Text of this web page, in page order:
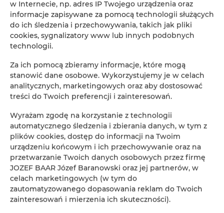
Dane właściciela
Nazwa firmy:
JOZEF BAAR Józef Baranowski
Ulica:
Nip:
5842605166
Nasze lokalizacje
Lubia apartamenty
Muszelkowa 16-18
84-210 Lubiatowo
Polska
ZOBACZ OFERTĘ SPRAWDŹ NA MAPIE
w Internecie, np. adres IP Twojego urządzenia oraz
informacje zapisywane za pomocą technologii służących
do ich śledzenia i przechowywania, takich jak pliki
cookies, sygnalizatory www lub innych podobnych
technologii.
Za ich pomocą zbieramy informacje, które mogą
stanowić dane osobowe. Wykorzystujemy je w celach
analitycznych, marketingowych oraz aby dostosować
treści do Twoich preferencji i zainteresowań.
Wyrażam zgodę na korzystanie z technologii
automatycznego śledzenia i zbierania danych, w tym z
plików cookies, dostęp do informacji na Twoim
urządzeniu końcowym i ich przechowywanie oraz na
przetwarzanie Twoich danych osobowych przez firmę
JOZEF BAAR Józef Baranowski oraz jej partnerów, w
celach marketingowych (w tym do
zautomatyzowanego dopasowania reklam do Twoich
zainteresowań i mierzenia ich skuteczności).